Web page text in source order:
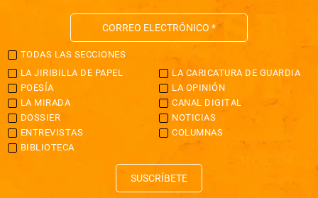
TODAS LAS SECCIONES
LA JIRIBILLA DE PAPEL
LA CARICATURA DE GUARDIA
POESÍA
LA OPINIÓN
LA MIRADA
CANAL DIGITAL
DOSSIER
NOTICIAS
ENTREVISTAS
COLUMNAS
BIBLIOTECA
SUSCRÍBETE